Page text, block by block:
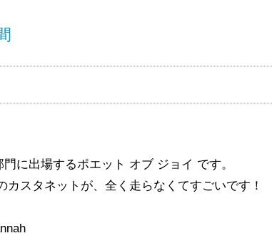
門に出場するポエット オブ ジョイ です。
カスタネットが、全く走らなくてすごいです！